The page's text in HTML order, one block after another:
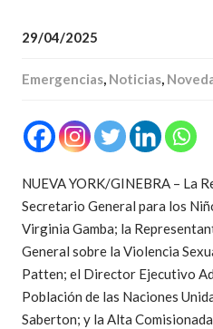
29/04/2025
Emergencias, Noticias,
NUEVA YORK/GINEBRA – La
Secretario General para los
Virginia Gamba; la
General sobre la Violencia
Patten; el Director Ejecutivo
Población de las Naciones
Saberton; y la Alta